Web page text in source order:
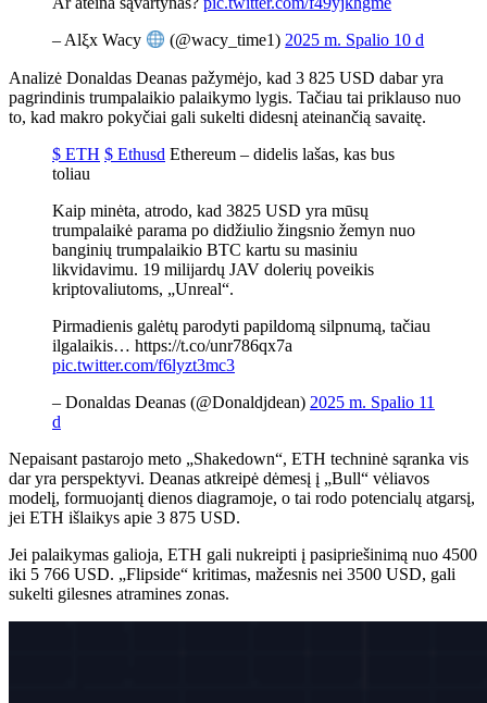
– Alξx Wacy (@wacy_time1)2025 m. Spalio 10 d
Analizė Donaldas Deanas pažymėjo, kad 3 825 USD dabar yra
pagrindinis trumpalaikio palaikymo lygis. Tačiau tai priklauso nuo
to, kad makro pokyčiai gali sukelti didesnį ateinančią savaitę.
$ ETH $ Ethusd Ethereum – didelis lašas, kas bus
toliau
Kaip minėta, atrodo, kad 3825 USD yra mūsų
trumpalaikė parama po didžiulio žingsnio žemyn nuo
banginių trumpalaikio BTC kartu su masiniu
likvidavimu. 19 milijardų JAV dolerių poveikis
kriptovaliutoms, „Unreal“.
Pirmadienis galėtų parodyti papildomą silpnumą, tačiau
ilgalaikis… https://t.co/unr786qx7a
pic.twitter.com/f6lyzt3mc3
– Donaldas Deanas (@Donaldjdean) 2025 m. Spalio 11
d
Nepaisant pastarojo meto „Shakedown“, ETH techninė sąranka vis
dar yra perspektyvi. Deanas atkreipė dėmesį į „Bull“ vėliavos
modelį, formuojantį dienos diagramoje, o tai rodo potencialų atgarsį,
jei ETH išlaikys apie 3 875 USD.
Jei palaikymas galioja, ETH gali nukreipti į pasipriešinimą nuo 4500
iki 5 766 USD. „Flipside“ kritimas, mažesnis nei 3500 USD, gali
sukelti gilesnes atramines zonas.